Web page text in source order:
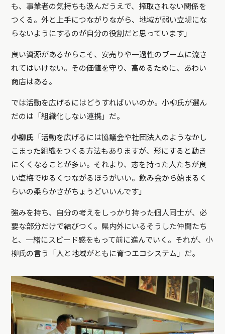
も、事業者の気持ちも汲んだうえで、搾取されない関係を
つくる。外と上手につながりながら、地域が弱い立場にな
らないようにするのが自分の役割だと思っています」
良い資源があるからこそ、安売りや一過性のブームに流さ
れてはいけない。その価値を守り、高めるために、あわい
商店はある。
では活動を広げるにはどうすればいいのか。小柳氏が選ん
だのは「組織化しない連携」だ。
小柳氏 「活動を広げるには協議会や社団法人のようなかし
こまった組織をつくる方法もありますが、形にすると動き
にくくなることが多い。それより、志を持った人たちが良
い塩梅でゆるくつながるほうがいい。飲み会から始まるく
らいの柔らかさがちょうどいいんです」
強みを持ち、自分の考えをしっかり持った個人同士が、必
要な部分だけで結びつく。県内外にいるそうした仲間たち
と、一緒にスピード感をもって前に進んでいく。それが、小
柳氏の言う「人と地域がともに育つエコシステム」だ。